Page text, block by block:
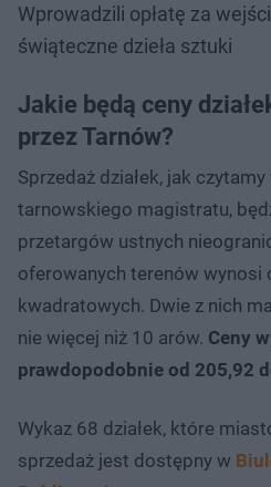
Wprowadzili opłatę za
świąteczne dzieła sztuki
Jakie będą ceny
przez Tarnów?
Sprzedaż działek, jak
tarnowskiego magistratu,
przetargów ustnych
oferowanych terenów
kwadratowych. Dwie z nich
nie więcej niż 10 arów. Ceny
prawdopodobnie od 205,92
Wykaz 68 działek, które
sprzedaż jest dostępny w